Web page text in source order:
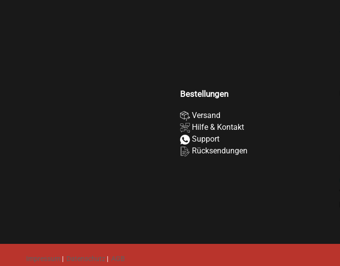
Bestellungen
Versand
Hilfe & Kontakt
Support
Rücksendungen
Impressum | Datenschutz | AGB